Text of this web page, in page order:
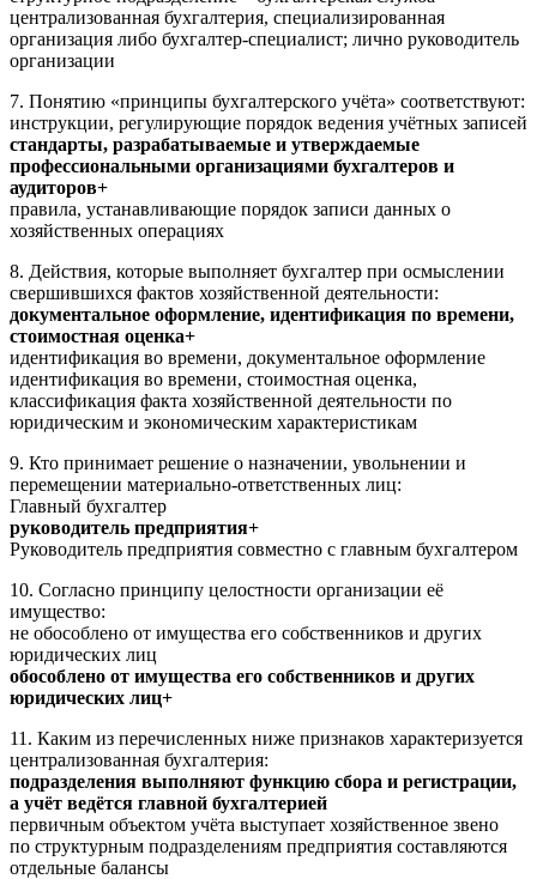
централизованная бухгалтерия, специализированная
организация либо бухгалтер-специалист; лично руководитель
организации
7. Понятию «принципы бухгалтерского учёта» соответствуют:
инструкции, регулирующие порядок ведения учётных записей
стандарты, разрабатываемые и утверждаемые
профессиональными организациями бухгалтеров и
аудиторов+
правила, устанавливающие порядок записи данных о
хозяйственных операциях
8. Действия, которые выполняет бухгалтер при осмыслении
свершившихся фактов хозяйственной деятельности:
документальное оформление, идентификация по времени,
стоимостная оценка+
идентификация во времени, документальное оформление
идентификация во времени, стоимостная оценка,
классификация факта хозяйственной деятельности по
юридическим и экономическим характеристикам
9. Кто принимает решение о назначении, увольнении и
перемещении материально-ответственных лиц:
Главный бухгалтер
руководитель предприятия+
Руководитель предприятия совместно с главным бухгалтером
10. Согласно принципу целостности организации её
имущество:
не обособлено от имущества его собственников и других
юридических лиц
обособлено от имущества его собственников и других
юридических лиц+
11. Каким из перечисленных ниже признаков характеризуется
централизованная бухгалтерия:
подразделения выполняют функцию сбора и регистрации,
а учёт ведётся главной бухгалтерией
первичным объектом учёта выступает хозяйственное звено
по структурным подразделениям предприятия составляются
отдельные балансы